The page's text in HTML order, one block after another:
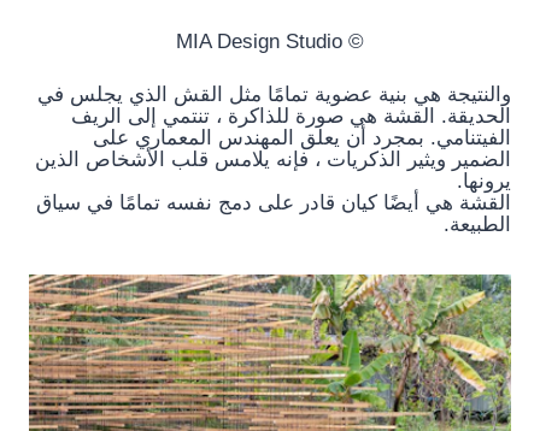
© MIA Design Studio
والنتيجة هي بنية عضوية تمامًا مثل القش الذي يجلس في
الحديقة. القشة هي صورة للذاكرة ، تنتمي إلى الريف
الفيتنامي. بمجرد أن يعلق المهندس المعماري على
الضمير ويثير الذكريات ، فإنه يلامس قلب الأشخاص الذين
يرونها.
القشة هي أيضًا كيان قادر على دمج نفسه تمامًا في سياق
الطبيعة.